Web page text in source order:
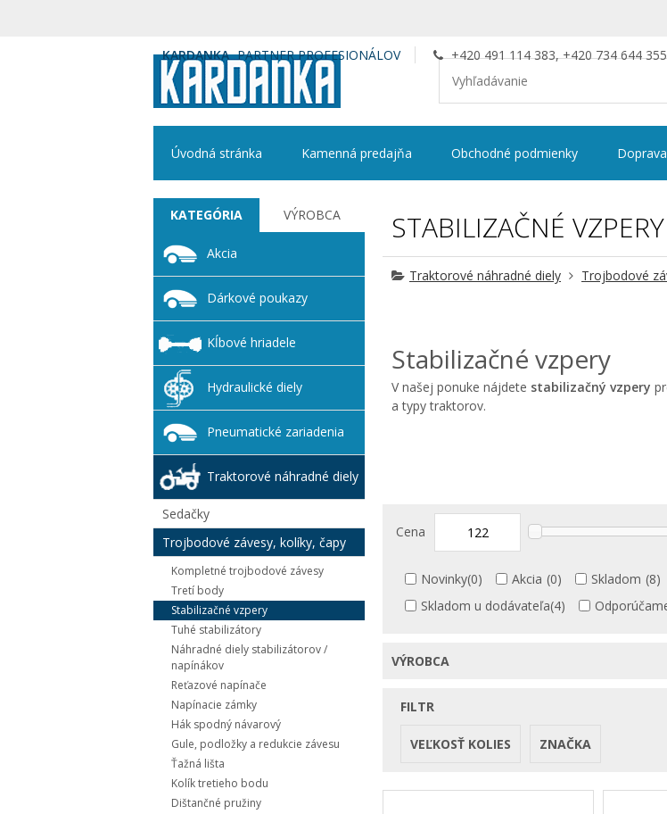
KARDANKA PARTNER PROFESIONÁLOV +420 491 114 383, +420 734 644 355
Úvodná stránka Kamenná predajňa Obchodné podmienky
STABILIZAČNÉ VZPERY
Traktorové náhradné diely Trojbodové
Stabilizačné vzpery
V našej ponuke nájdete stabilizačný vzpery
a typy traktorov.
Cena
Novinky(0) Akcia (0) Skladom (8)
Skladom u dodávateľa(4)
VÝROBCA
FILTR
VEĽKOSŤ KOLIES ZNAČKA
KATEGÓRIA VÝROBCA
Akcia
Dárkové poukazy
Kĺbové hriadele
Hydraulické diely
Pneumatické zariadenia
Traktorové náhradné diely
Sedačky
Trojbodové závesy, kolíky, čapy
Kompletné trojbodové závesy
Tretí body
Stabilizačné vzpery
Tuhé stabilizátory
Náhradné diely stabilizátorov /
napínákov
Reťazové napínače
Napínacie zámky
Hák spodný návarový
Gule, podložky a redukcie závesu
Ťažná lišta
Kolík tretieho bodu
Dištančné pružiny